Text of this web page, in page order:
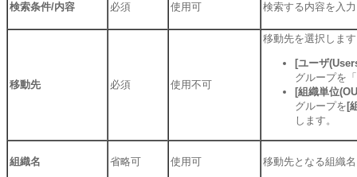
検索条件/内容 必須 使用可 検索する内容を入
移動先 必須 使用不可
移動先を選択しま
[ユーザ
グループを
[組織単位
グループを [
します。
組織名 省略可 使用可 移動先となる組織